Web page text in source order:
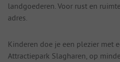
landgoederen. Voor rust en
adres.
Kinderen doe je een plezier met
Attractiepark Slagharen, op